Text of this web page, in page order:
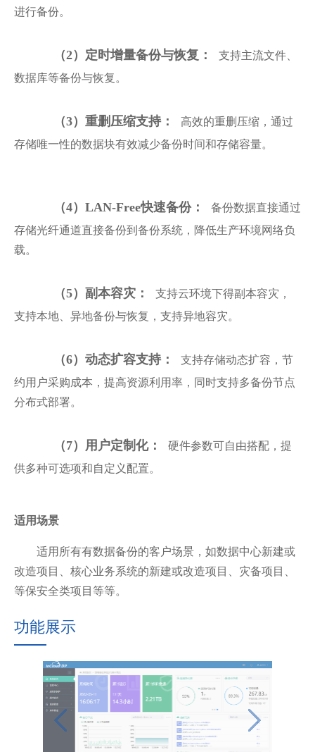
进行备份。
（2）定时增量备份与恢复： 支持主流文件、
数据库等备份与恢复。
（3）重删压缩支持： 高效的重删压缩，通过
存储唯一性的数据块有效减少备份时间和存储容量。
（4）LAN-Free快速备份： 备份数据直接通过
存储光纤通道直接备份到备份系统，降低生产环境网络负
载。
（5）副本容灾： 支持云环境下得副本容灾，
支持本地、异地备份与恢复，支持异地容灾。
（6）动态扩容支持： 支持存储动态扩容，节
约用户采购成本，提高资源利用率，同时支持多备份节点
分布式部署。
（7）用户定制化： 硬件参数可自由搭配，提
供多种可选项和自定义配置。
适用场景
适用所有有数据备份的客户场景，如数据中心新建或
改造项目、核心业务系统的新建或改造项目、灾备项目、
等保安全类项目等等。
功能展示